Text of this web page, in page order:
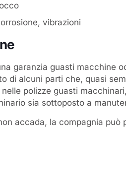
vibrazioni
garanzia guasti macchine
di alcuni parti che, quasi
polizze guasti
sia sottoposto a
accada, la compagnia può